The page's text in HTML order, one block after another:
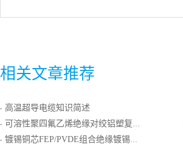
相关文章推荐
· 高温超导电缆知识简述
· 可溶性聚四氟乙烯绝缘对绞铝塑复合带双层分屏蔽和单层总屏蔽氟塑料护套耐热用精密级K分度热电偶用补偿电缆
· 镀锡铜芯FEP/PVDE组合绝缘镀锡圆铜线编织屏蔽FEP护套电线电缆